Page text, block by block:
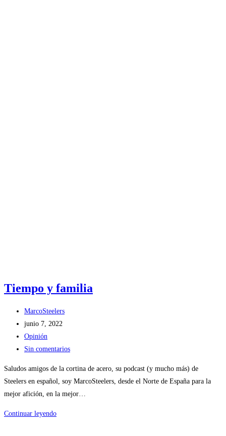
Tiempo y familia
Autor
de
la
entrada:
MarcoSteelers
Publicación
de
la
junio 7, 2022
Categoría
de
entrada:
Opinión
Comentarios
entrada:
Sin comentarios
Saludos amigos de la cortina de acero, su podcast (y mucho más) de
Steelers en español, soy MarcoSteelers, desde el Norte de España para la
mejor afición, en la mejor…
Continuar leyendoTiempo